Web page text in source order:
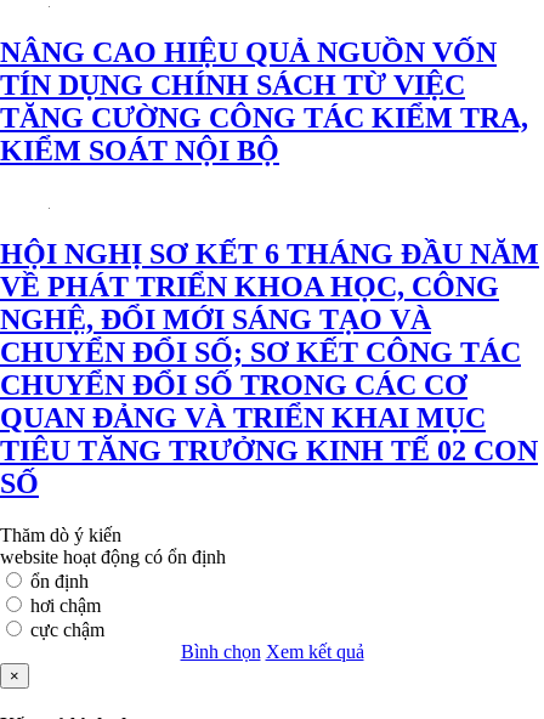
NÂNG CAO HIỆU QUẢ NGUỒN VỐN
TÍN DỤNG CHÍNH SÁCH TỪ VIỆC
TĂNG CƯỜNG CÔNG TÁC KIỂM TRA,
KIỂM SOÁT NỘI BỘ
HỘI NGHỊ SƠ KẾT 6 THÁNG ĐẦU NĂM
VỀ PHÁT TRIỂN KHOA HỌC, CÔNG
NGHỆ, ĐỔI MỚI SÁNG TẠO VÀ
CHUYỂN ĐỔI SỐ; SƠ KẾT CÔNG TÁC
CHUYỂN ĐỔI SỐ TRONG CÁC CƠ
QUAN ĐẢNG VÀ TRIỂN KHAI MỤC
TIÊU TĂNG TRƯỞNG KINH TẾ 02 CON
SỐ
Thăm dò ý kiến
website hoạt động có ổn định
ổn định
hơi chậm
cực chậm
Bình chọn Xem kết quả
×